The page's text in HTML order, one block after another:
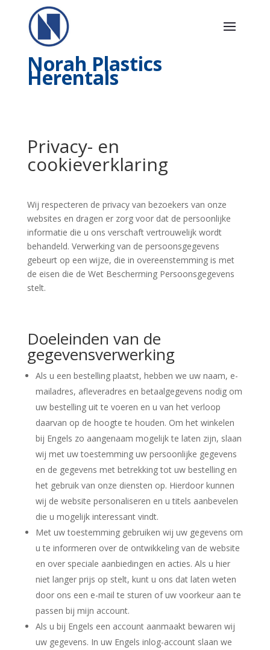
Norah Plastics
Herentals
Privacy- en
cookieverklaring
Wij respecteren de privacy van bezoekers van onze
websites en dragen er zorg voor dat de persoonlijke
informatie die u ons verschaft vertrouwelijk wordt
behandeld. Verwerking van de persoonsgegevens
gebeurt op een wijze, die in overeenstemming is met
de eisen die de Wet Bescherming Persoonsgegevens
stelt.
Doeleinden van de
gegevensverwerking
Als u een bestelling plaatst, hebben we uw naam, e-
mailadres, afleveradres en betaalgegevens nodig om
uw bestelling uit te voeren en u van het verloop
daarvan op de hoogte te houden. Om het winkelen
bij Engels zo aangenaam mogelijk te laten zijn, slaan
wij met uw toestemming uw persoonlijke gegevens
en de gegevens met betrekking tot uw bestelling en
het gebruik van onze diensten op. Hierdoor kunnen
wij de website personaliseren en u titels aanbevelen
die u mogelijk interessant vindt.
Met uw toestemming gebruiken wij uw gegevens om
u te informeren over de ontwikkeling van de website
en over speciale aanbiedingen en acties. Als u hier
niet langer prijs op stelt, kunt u ons dat laten weten
door ons een e-mail te sturen of uw voorkeur aan te
passen bij mijn account.
Als u bij Engels een account aanmaakt bewaren wij
uw gegevens. In uw Engels inlog-account slaan we